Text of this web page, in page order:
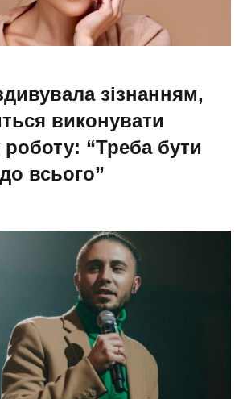
зізнанням,
виконувати
роботу: “Треба бути
всього”